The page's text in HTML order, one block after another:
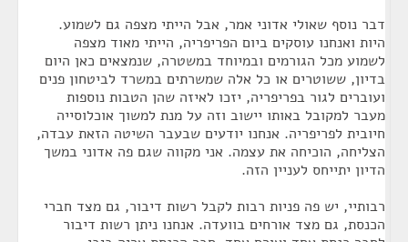
דבר נוסף שאולי אדוני אמר, אבל הייתי מצפה גם לשמוע.
היות ואנחנו עוסקים ביום הפריפריה, הייתי מאוד מצפה
לשמוע מכל הגורמים ובמיוחד במשטרה, שנמצאים כאן היום
בדיון, ששוטרים או כל אלה שמשרתים במשרד לביטחון פנים
ועוברים לגור בפריפריה, יזכו לאיזה שהן הטבות נוספות
מעבר למקובל באותו יישוב וזה על מנת למשוך אוכלוסייה
חיובית לפריפריה. אנחנו יודעים שבעבר השיטה הזאת עבדה,
הצליחה, הוכיחה את עצמה. אני מקווה שגם פה אדוני במשך
הדיון יתייחס לעניין הזה.
רבותיי, יש פה פניות רבות לקבל רשות דיבור, גם מצד חברי
הכנסת, גם מצד אורחים בוועדה. אנחנו ניתן רשות דיבור